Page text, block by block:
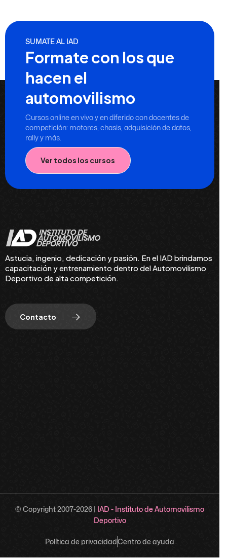
SUMATE AL IAD
Formate con los que
hacen el
automovilismo
Cursos online en vivo y en diferido con docentes de
competición: motores, chasis, adquisición de datos,
rally y más.
Ver todos los cursos
Astucia, ingenio, dedicación y pasión. En el IAD brindamos
capacitación y entrenamiento dentro del Automovilismo
Deportivo de alta competición.
Contacto
© Copyright 2007-2026 | IAD - Instituto de Automovilismo
Deportivo
Política de privacidadCentro de ayuda